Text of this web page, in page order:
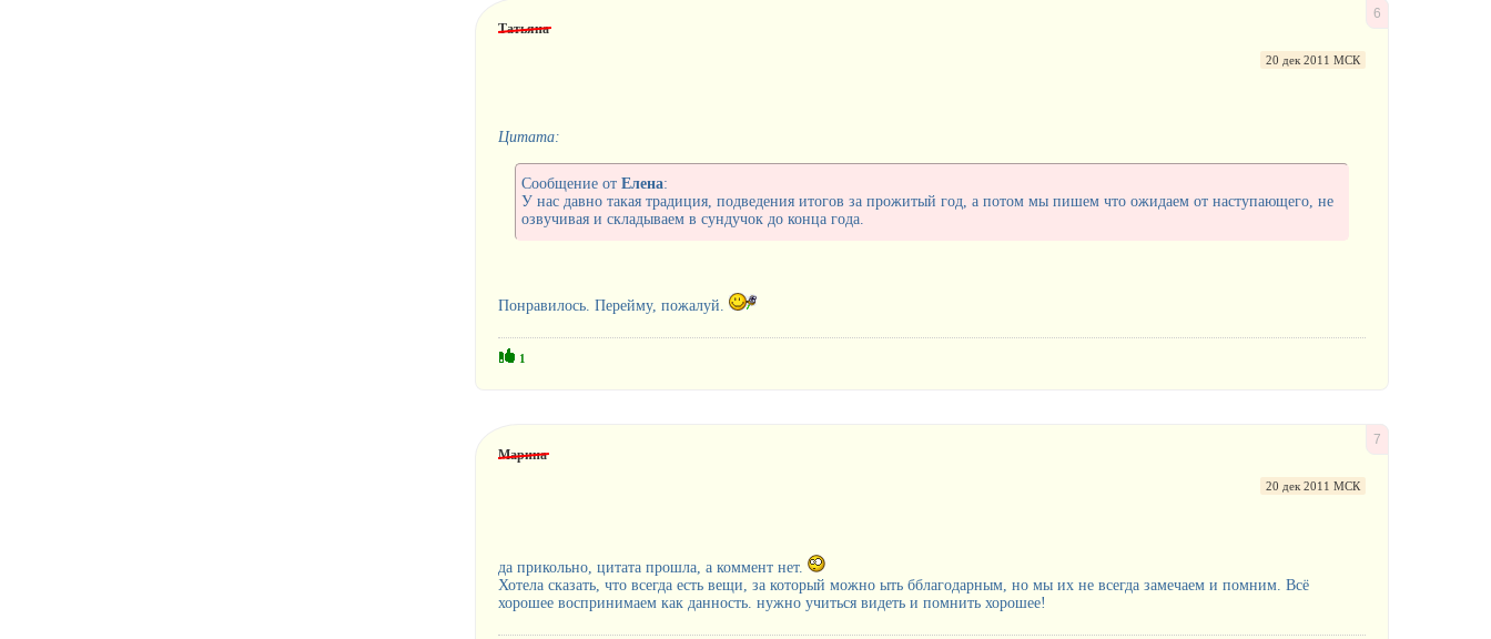
6
Татьяна
20 дек 2011 МСК
Цитата:
Сообщение от Елена:
У нас давно такая традиция, подведения итогов за прожитый год, а потом мы пишем что ожидаем от наступающего, не
озвучивая и складываем в сундучок до конца года.
Понравилось. Перейму, пожалуй.
1
7
Марина
20 дек 2011 МСК
да прикольно, цитата прошла, а коммент нет.
Хотела сказать, что всегда есть вещи, за который можно ыть бблагодарным, но мы их не всегда замечаем и помним. Всё
хорошее воспринимаем как данность. нужно учиться видеть и помнить хорошее!